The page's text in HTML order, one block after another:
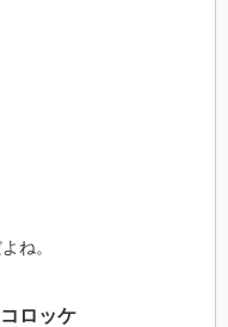
ね。
ロッケ